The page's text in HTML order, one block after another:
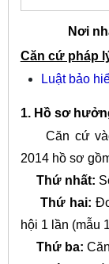
Nơi
Căn cứ pháp
Luật bảo
1. Hồ sơ
Căn cứ vào
2014 hồ sơ
Thứ nhất:
Thứ hai:
hội 1 lần (mẫu
Thứ ba: